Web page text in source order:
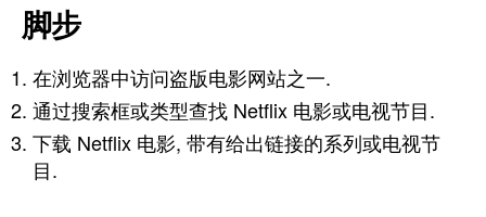
脚步
在浏览器中访问盗版电影网站之一.
通过搜索框或类型查找 Netflix 电影或电视节目.
下载 Netflix 电影, 带有给出链接的系列或电视节
目.